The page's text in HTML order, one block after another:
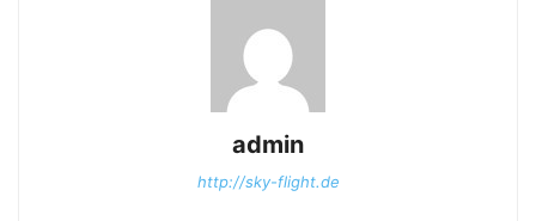
admin
http://sky-flight.de